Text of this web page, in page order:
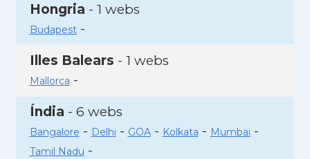
Hongria - 1 webs
Budapest-
Illes Balears - 1 webs
Mallorca -
Índia - 6 webs
Bangalore - Delhi - GOA- Kolkata - Mumbai -
Tamil Nadu -